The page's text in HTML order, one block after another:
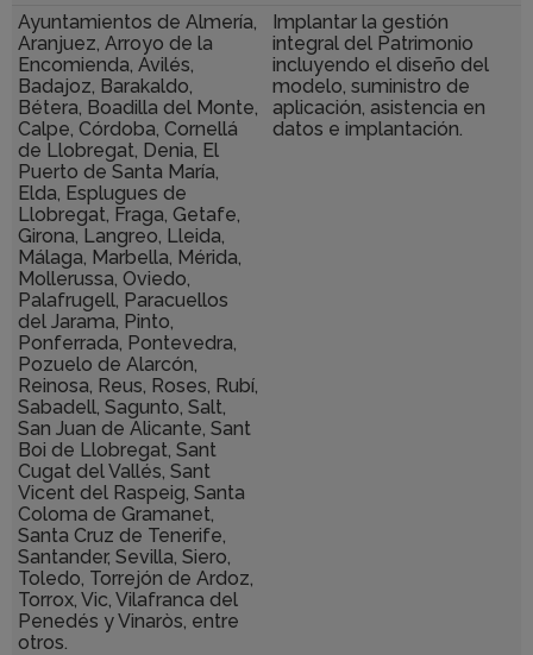
Ayuntamientos de Almería,
Aranjuez, Arroyo de la
Encomienda, Avilés,
Badajoz, Barakaldo,
Bétera, Boadilla del Monte,
Calpe, Córdoba, Cornellá
de Llobregat, Denia, El
Puerto de Santa María,
Elda, Esplugues de
Llobregat, Fraga, Getafe,
Girona, Langreo, Lleida,
Málaga, Marbella, Mérida,
Mollerussa, Oviedo,
Palafrugell, Paracuellos
del Jarama, Pinto,
Ponferrada, Pontevedra,
Pozuelo de Alarcón,
Reinosa, Reus, Roses, Rubí,
Sabadell, Sagunto, Salt,
San Juan de Alicante, Sant
Boi de Llobregat, Sant
Cugat del Vallés, Sant
Vicent del Raspeig, Santa
Coloma de Gramanet,
Santa Cruz de Tenerife,
Santander, Sevilla, Siero,
Toledo, Torrejón de Ardoz,
Torrox, Vic, Vilafranca del
Penedés y Vinaròs, entre
otros.
Implantar la gestión
integral del Patrimonio
incluyendo el diseño del
modelo, suministro de
aplicación, asistencia en
datos e implantación.